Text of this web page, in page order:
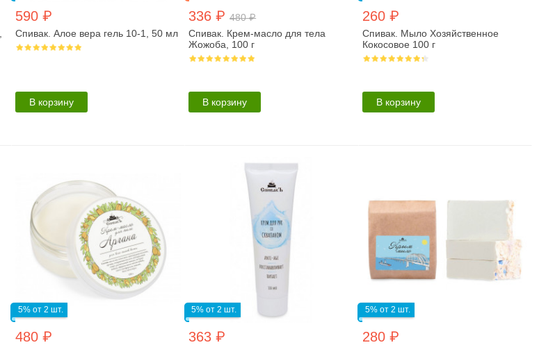
590 ₽
Спивак. Алое вера гель 10-1, 50 мл
В корзину
336 ₽480 ₽
Спивак. Крем-масло для тела
Жожоба, 100 г
В корзину
260 ₽
Спивак. Мыло Хозяйственное
Кокосовое 100 г
В корзину
5% от 2 шт.
480 ₽
5% от 2 шт.
363 ₽
5% от 2 шт.
280 ₽